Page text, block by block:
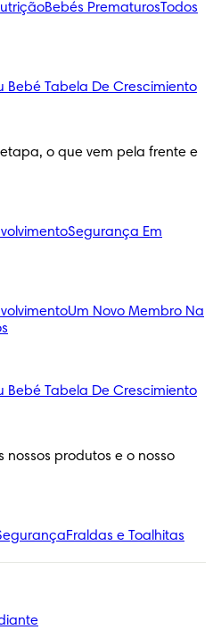
Bebés PrematurosTodos
Bebé Tabela De Crescimiento
o que vem pela frente e
Segurança Em
Um Novo Membro Na
Bebé Tabela De Crescimiento
nossos produtos e o nosso
Fraldas e Toalhitas